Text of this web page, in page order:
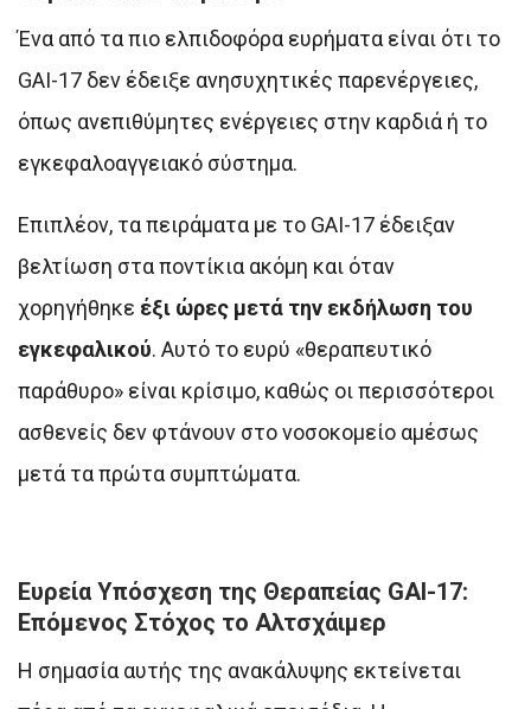
Ένα από τα πιο ελπιδοφόρα ευρήματα είναι ότι το
GAI-17 δεν έδειξε ανησυχητικές παρενέργειες,
όπως ανεπιθύμητες ενέργειες στην καρδιά ή το
εγκεφαλοαγγειακό σύστημα.
Επιπλέον, τα πειράματα με το GAI-17 έδειξαν
βελτίωση στα ποντίκια ακόμη και όταν
χορηγήθηκε έξι ώρες μετά την εκδήλωση του
εγκεφαλικού. Αυτό το ευρύ «θεραπευτικό
παράθυρο» είναι κρίσιμο, καθώς οι περισσότεροι
ασθενείς δεν φτάνουν στο νοσοκομείο αμέσως
μετά τα πρώτα συμπτώματα.
Ευρεία Υπόσχεση της Θεραπείας GAI-17:
Επόμενος Στόχος το Αλτσχάιμερ
Η σημασία αυτής της ανακάλυψης εκτείνεται